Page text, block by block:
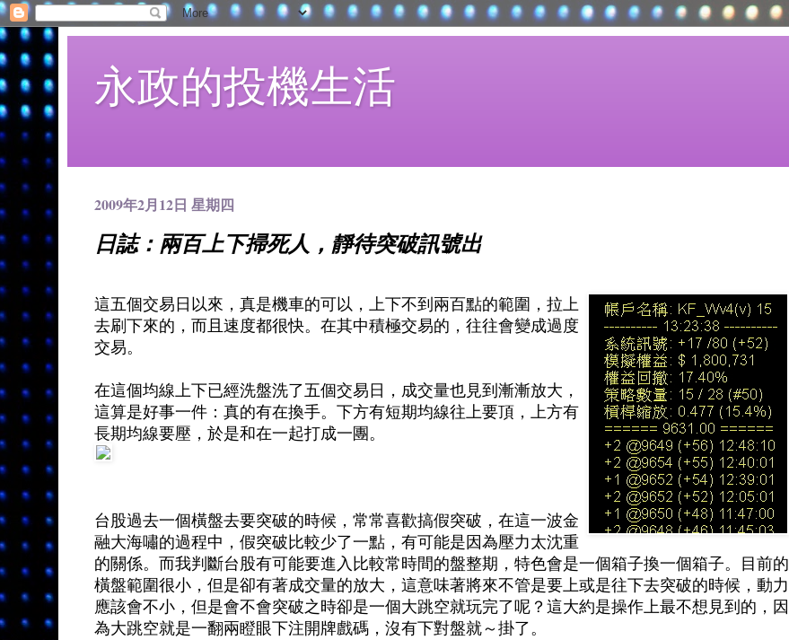
永政的投機生活
2009年2月12日 星期四
日誌：兩百上下掃死人，靜待突破訊號出
這五個交易日以來，真是機車的可以，上下不到兩百點的範圍，拉上
去刷下來的，而且速度都很快。在其中積極交易的，往往會變成過度
交易。
在這個均線上下已經洗盤洗了五個交易日，成交量也見到漸漸放大，
這算是好事一件：真的有在換手。下方有短期均線往上要頂，上方有
長期均線要壓，於是和在一起打成一團。
台股過去一個橫盤去要突破的時候，常常喜歡搞假突破，在這一波金
融大海嘯的過程中，假突破比較少了一點，有可能是因為壓力太沈重
的關係。而我判斷台股有可能要進入比較常時間的盤整期，特色會是一個箱子換一個箱子。目前的
橫盤範圍很小，但是卻有著成交量的放大，這意味著將來不管是要上或是往下去突破的時候，動力
應該會不小，但是會不會突破之時卻是一個大跳空就玩完了呢？這大約是操作上最不想見到的，因
為大跳空就是一翻兩瞪眼下注開牌戲碼，沒有下對盤就～掛了。